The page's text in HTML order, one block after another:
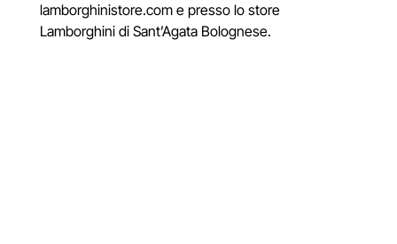
lamborghinistore.com e presso lo store
Lamborghini di Sant’Agata Bolognese.